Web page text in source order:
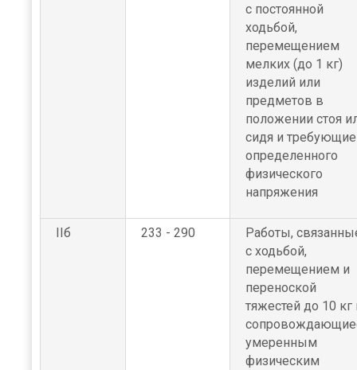
с постоянной
ходьбой,
перемещением
мелких (до 1 кг)
изделий или
предметов в
положении стоя
сидя и требующие
определенного
физического
напряжения
IIб 233 - 290
Работы,
с ходьбой,
перемещением и
переноской
тяжестей до 10 кг
умеренным
физическим